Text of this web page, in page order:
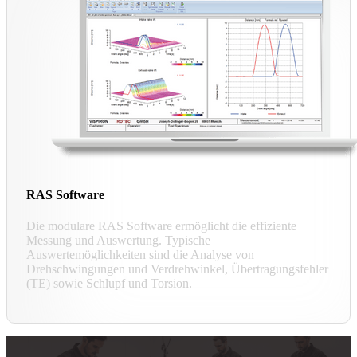
RAS Software
Die modulare RAS Software ermöglicht die effiziente
Messung und Auswertung. Typische
Auswertemöglichkeiten sind die Analyse von
Drehschwingungen und Verdrehwinkel, Übertragungsfehler
(TE) sowie Schlupf und Torsion.